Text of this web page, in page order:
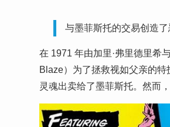
与墨菲斯托的交易创造了
在 1971 年由加里·弗里德里希
Blaze）为了拯救视如父亲的特
灵魂出卖给了墨菲斯托。然而